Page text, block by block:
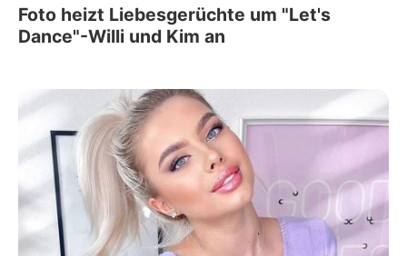
Foto heizt Liebesgerüchte um "Let's
Dance"-Willi und Kim an